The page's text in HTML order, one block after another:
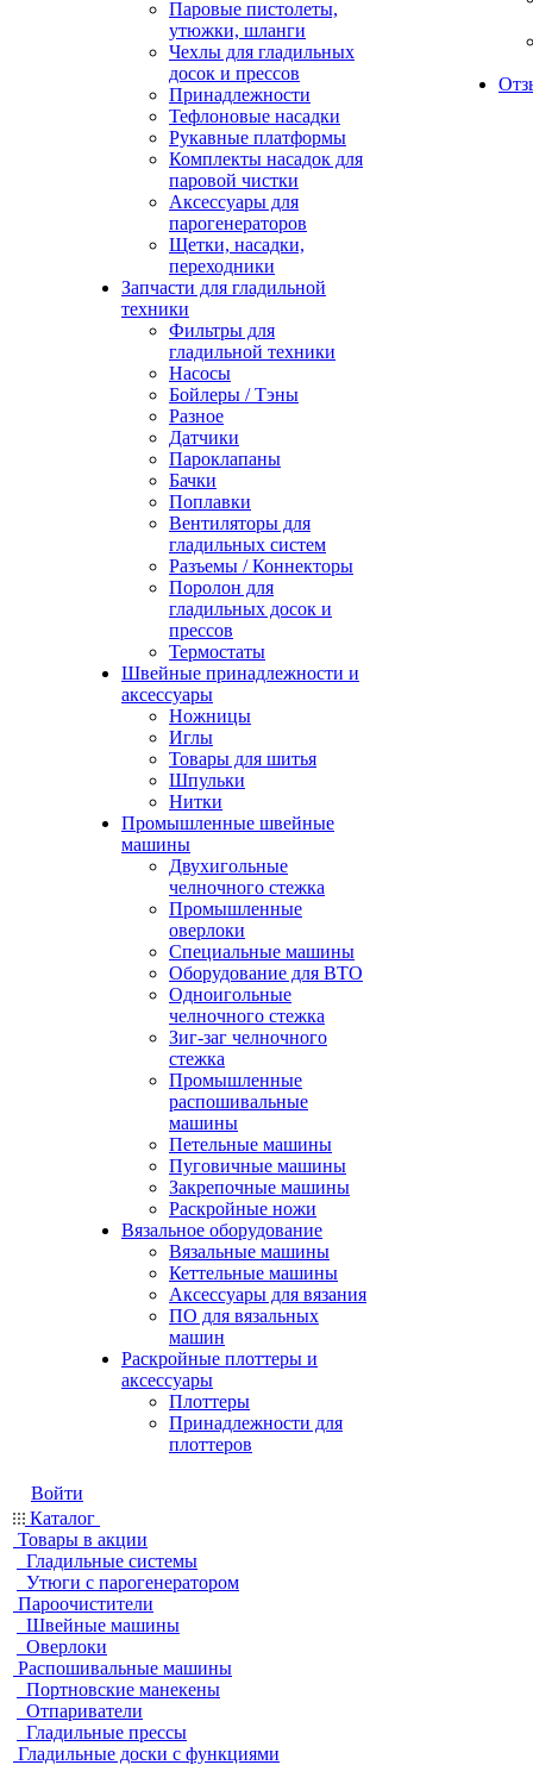
Паровые пистолеты,
утюжки, шланги
Чехлы для гладильных
досок и прессов
Принадлежности
Тефлоновые насадки
Рукавные платформы
Комплекты насадок для
паровой чистки
Аксессуары для
парогенераторов
Щетки, насадки,
переходники
Запчасти для гладильной
техники
Фильтры для
гладильной техники
Насосы
Бойлеры / Тэны
Разное
Датчики
Пароклапаны
Бачки
Поплавки
Вентиляторы для
гладильных систем
Разъемы / Коннекторы
Поролон для
гладильных досок и
прессов
Термостаты
Швейные принадлежности и
аксессуары
Ножницы
Иглы
Товары для шитья
Шпульки
Нитки
Промышленные швейные
машины
Двухигольные
челночного стежка
Промышленные
оверлоки
Специальные машины
Оборудование для ВТО
Одноигольные
челночного стежка
Зиг-заг челночного
стежка
Промышленные
распошивальные
машины
Петельные машины
Пуговичные машины
Закрепочные машины
Раскройные ножи
Вязальное оборудование
Вязальные машины
Кеттельные машины
Аксессуары для вязания
ПО для вязальных
машин
Раскройные плоттеры и
аксессуары
Плоттеры
Принадлежности для
плоттеров
Войти
Каталог
Товары в акции
Гладильные системы
Утюги с парогенератором
Пароочистители
Швейные машины
Оверлоки
Распошивальные машины
Портновские манекены
Отпариватели
Гладильные прессы
Гладильные доски с функциями